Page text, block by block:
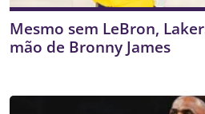
Mesmo sem LeBron,
mão de Bronny James